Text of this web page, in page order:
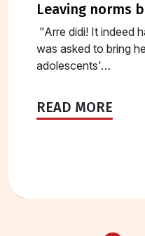
leaving norms
"Arre didi! It indeed
was asked to bring
adolescents'…
READ MORE